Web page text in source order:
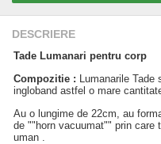
DESCRIERE
Tade Lumanari pentru corp
Compozitie : Lumanarile Tade
ingloband astfel o mare
Au o lungime de 22cm, au
de ""horn vacuumat"" prin care
uman .